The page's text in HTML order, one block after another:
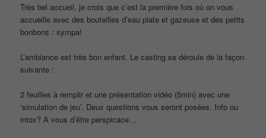
Très bel accueil, je crois que c’est la première fois où on vous
accueille avec des bouteilles d’eau plate et gazeuse et des petits
bonbons : sympa!
L’ambiance est très bon enfant. Le casting se déroule de la façon
suivante :
2 feuilles à remplir et une présentation vidéo (5min) avec une
‘simulation de jeu’. Deux questions vous seront posées. Info ou
intox? A vous d’être perspicace…